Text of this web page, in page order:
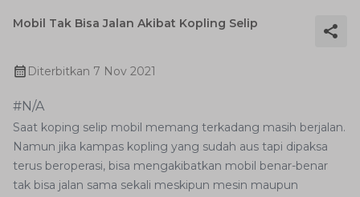
Mobil Tak Bisa Jalan Akibat Kopling Selip
Diterbitkan 7 Nov 2021
#N/A
Saat koping selip mobil memang terkadang masih berjalan.
Namun jika kampas kopling yang sudah aus tapi dipaksa
terus beroperasi, bisa mengakibatkan mobil benar-benar
tak bisa jalan sama sekali meskipun mesin maupun